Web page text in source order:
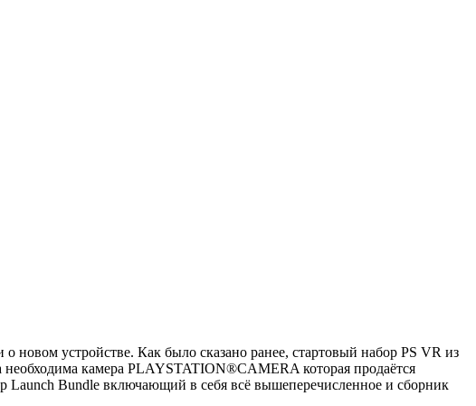
новом устройстве. Как было сказано ранее, стартовый набор PS VR из
камера PLAYSTATION®CAMERA которая продаётся
Launch Bundle включающий в себя всё вышеперечисленное и сборник